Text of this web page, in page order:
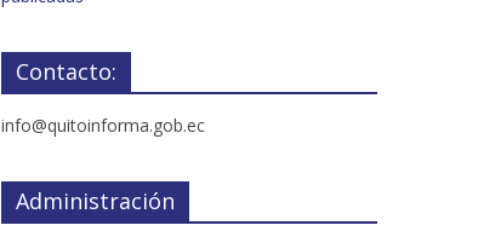
Contacto:
info@quitoinforma.gob.ec
Administración